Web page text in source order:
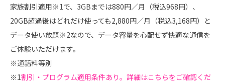
家族割引適用※1で、3GBまでは880円／月（税込968円）、
20GB超過後はどれだけ使っても2,880円／月（税込3,168円）と
データ使い放題※2なので、データ容量を心配せず快適な通信を
ご体験いただけます。
※通話料等別
※1割引・プログラム適用条件あり。詳細はこちらをご確認くだ